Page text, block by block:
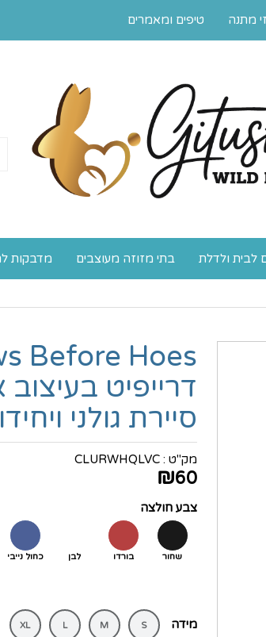
לבית ולדלת בתי מזוזה מעוצבים מדבקות
מתנה טיפים ומאמרים
דרייפיט בעיצוב
סיירת גולני
מק"ט :CLURWHQLVC
₪60
צבע חולצה
שחור בורדו לבן כחול נייבי
מידה S
M
L
XL